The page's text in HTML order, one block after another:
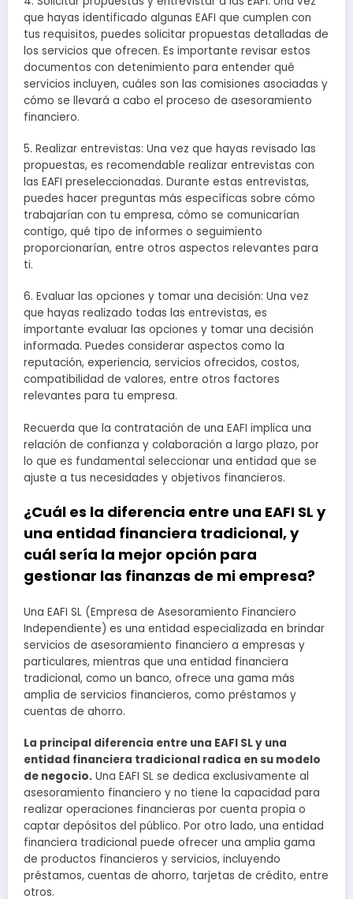
que hayas identificado algunas EAFI que cumplen con
tus requisitos, puedes solicitar propuestas detalladas de
los servicios que ofrecen. Es importante revisar estos
documentos con detenimiento para entender qué
servicios incluyen, cuáles son las comisiones asociadas y
cómo se llevará a cabo el proceso de asesoramiento
financiero.
5. Realizar entrevistas: Una vez que hayas revisado las
propuestas, es recomendable realizar entrevistas con
las EAFI preseleccionadas. Durante estas entrevistas,
puedes hacer preguntas más específicas sobre cómo
trabajarían con tu empresa, cómo se comunicarían
contigo, qué tipo de informes o seguimiento
proporcionarían, entre otros aspectos relevantes para
ti.
6. Evaluar las opciones y tomar una decisión: Una vez
que hayas realizado todas las entrevistas, es
importante evaluar las opciones y tomar una decisión
informada. Puedes considerar aspectos como la
reputación, experiencia, servicios ofrecidos, costos,
compatibilidad de valores, entre otros factores
relevantes para tu empresa.
Recuerda que la contratación de una EAFI implica una
relación de confianza y colaboración a largo plazo, por
lo que es fundamental seleccionar una entidad que se
ajuste a tus necesidades y objetivos financieros.
¿Cuál es la diferencia entre una EAFI SL y
una entidad financiera tradicional, y
cuál sería la mejor opción para
gestionar las finanzas de mi empresa?
Una EAFI SL (Empresa de Asesoramiento Financiero
Independiente) es una entidad especializada en brindar
servicios de asesoramiento financiero a empresas y
particulares, mientras que una entidad financiera
tradicional, como un banco, ofrece una gama más
amplia de servicios financieros, como préstamos y
cuentas de ahorro.
La principal diferencia entre una EAFI SL y una
entidad financiera tradicional radica en su modelo
de negocio. Una EAFI SL se dedica exclusivamente al
asesoramiento financiero y no tiene la capacidad para
realizar operaciones financieras por cuenta propia o
captar depósitos del público. Por otro lado, una entidad
financiera tradicional puede ofrecer una amplia gama
de productos financieros y servicios, incluyendo
préstamos, cuentas de ahorro, tarjetas de crédito, entre
otros.